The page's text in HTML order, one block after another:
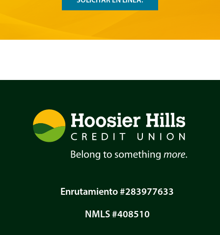
Enrutamiento #283977633
NMLS #408510